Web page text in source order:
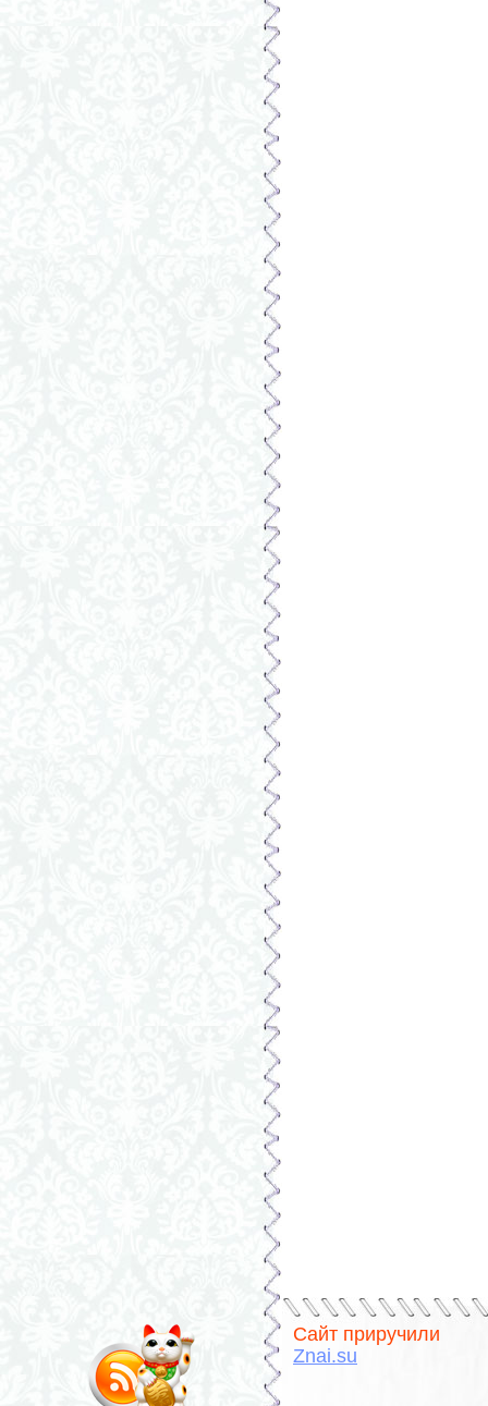
Сайт приручили
Znai.su